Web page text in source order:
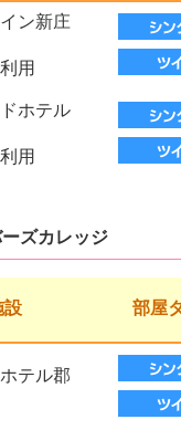
ン新庄
用
ホテル
用
ズカレッジ
設 部屋
テル郡